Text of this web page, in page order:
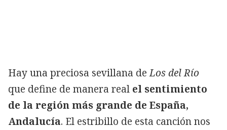
Hay una preciosa sevillana deLos del Río
que define de manera real el sentimiento
de la región más grande de España,
Andalucía. El estribillo de esta canción nos